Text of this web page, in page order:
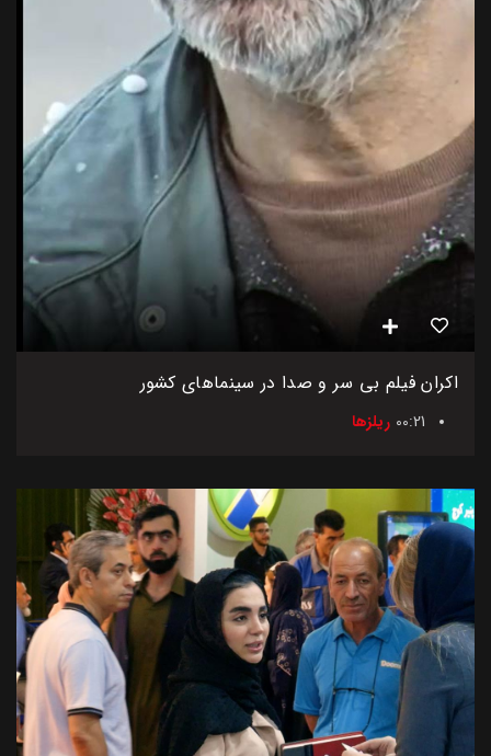
اکران فیلم بی سر و صدا در سینماهای کشور
00:21 ریلزها